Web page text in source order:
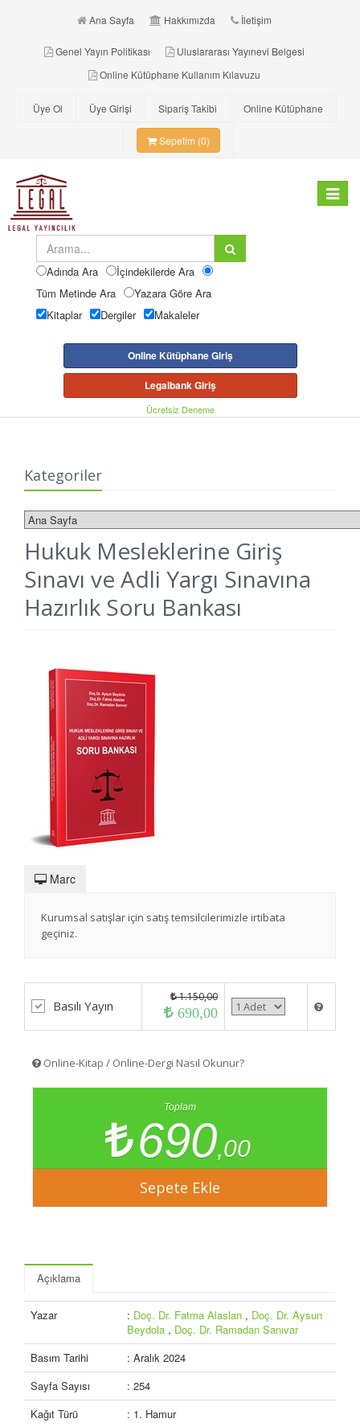
Ana Sayfa Hakkımızda İletişim
Genel Yayın Politikası
Uluslararası Yayınevi Belgesi
Online Kütüphane Kullanım Kılavuzu
Üye Ol Üye Girişi Sipariş Takibi Online Kütüphane
Sepetim (0)
Toggle
Adında Ara
İçindekilerde Ara
Tüm Metinde Ara
Yazara Göre Ara
Kitaplar
Dergiler Makaleler
Online Kütüphane Giriş
Legalbank Giriş
Ücretsiz Deneme
Kategoriler
Hukuk Mesleklerine Giriş
Sınavı ve Adli Yargı Sınavına
Hazırlık Soru Bankası
Marc
Kurumsal satışlar için satış temsilcilerimizle irtibata
geçiniz.
Basılı Yayın
1.150,00
690,00
Online-Kitap / Online-Dergi Nasıl Okunur?
Toplam
690,00
Açıklama
Yazar : Doç. Dr. Fatma Alaslan , Doç. Dr. Aysun
Beydola , Doç. Dr. Ramadan Sanıvar
Basım Tarihi
: Aralık 2024
Sayfa Sayısı
: 254
Kağıt Türü
: 1. Hamur